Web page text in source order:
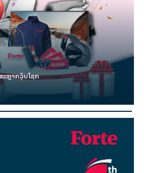
ະຫຼາກລຸ້ນໂຊກ